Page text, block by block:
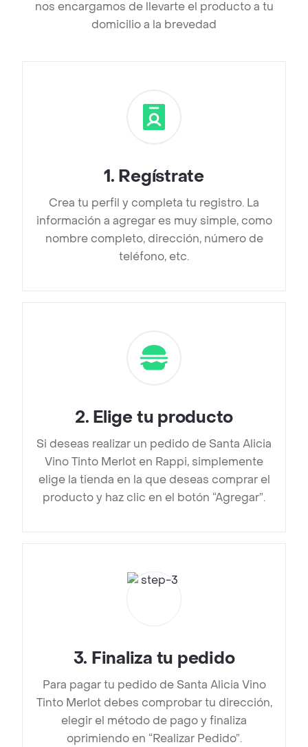
nos encargamos de llevarte el producto a tu
domicilio a la brevedad
1. Regístrate
Crea tu perfil y completa tu registro. La
información a agregar es muy simple, como
nombre completo, dirección, número de
teléfono, etc.
2. Elige tu producto
Si deseas realizar un pedido de Santa Alicia
Vino Tinto Merlot en Rappi, simplemente
elige la tienda en la que deseas comprar el
producto y haz clic en el botón “Agregar”.
3. Finaliza tu pedido
Para pagar tu pedido de Santa Alicia Vino
Tinto Merlot debes comprobar tu dirección,
elegir el método de pago y finaliza
oprimiendo en “Realizar Pedido”.